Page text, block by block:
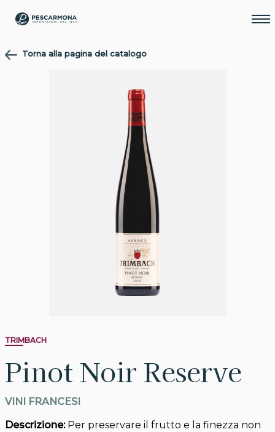
Torna alla pagina del catalogo
TRIMBACH
Pinot Noir Reserve
VINI FRANCESI
Descrizione: Per preservare il frutto e la finezza non